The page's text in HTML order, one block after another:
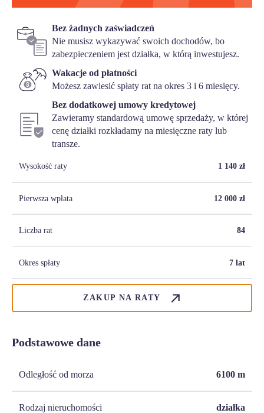
Bez żadnych zaświadczeń
Nie musisz wykazywać swoich dochodów, bo
zabezpieczeniem jest działka, w którą inwestujesz.
Wakacje od płatności
Możesz zawiesić spłaty rat na okres 3 i 6 miesięcy.
Bez dodatkowej umowy kredytowej
Zawieramy standardową umowę sprzedaży, w której
cenę działki rozkładamy na miesięczne raty lub
transze.
Wysokość raty 1 140 zł
Pierwsza wpłata 12 000 zł
Liczba rat 84
Okres spłaty 7 lat
ZAKUP NA RATY
Podstawowe dane
Odległość od morza 6100 m
Rodzaj nieruchomości działka